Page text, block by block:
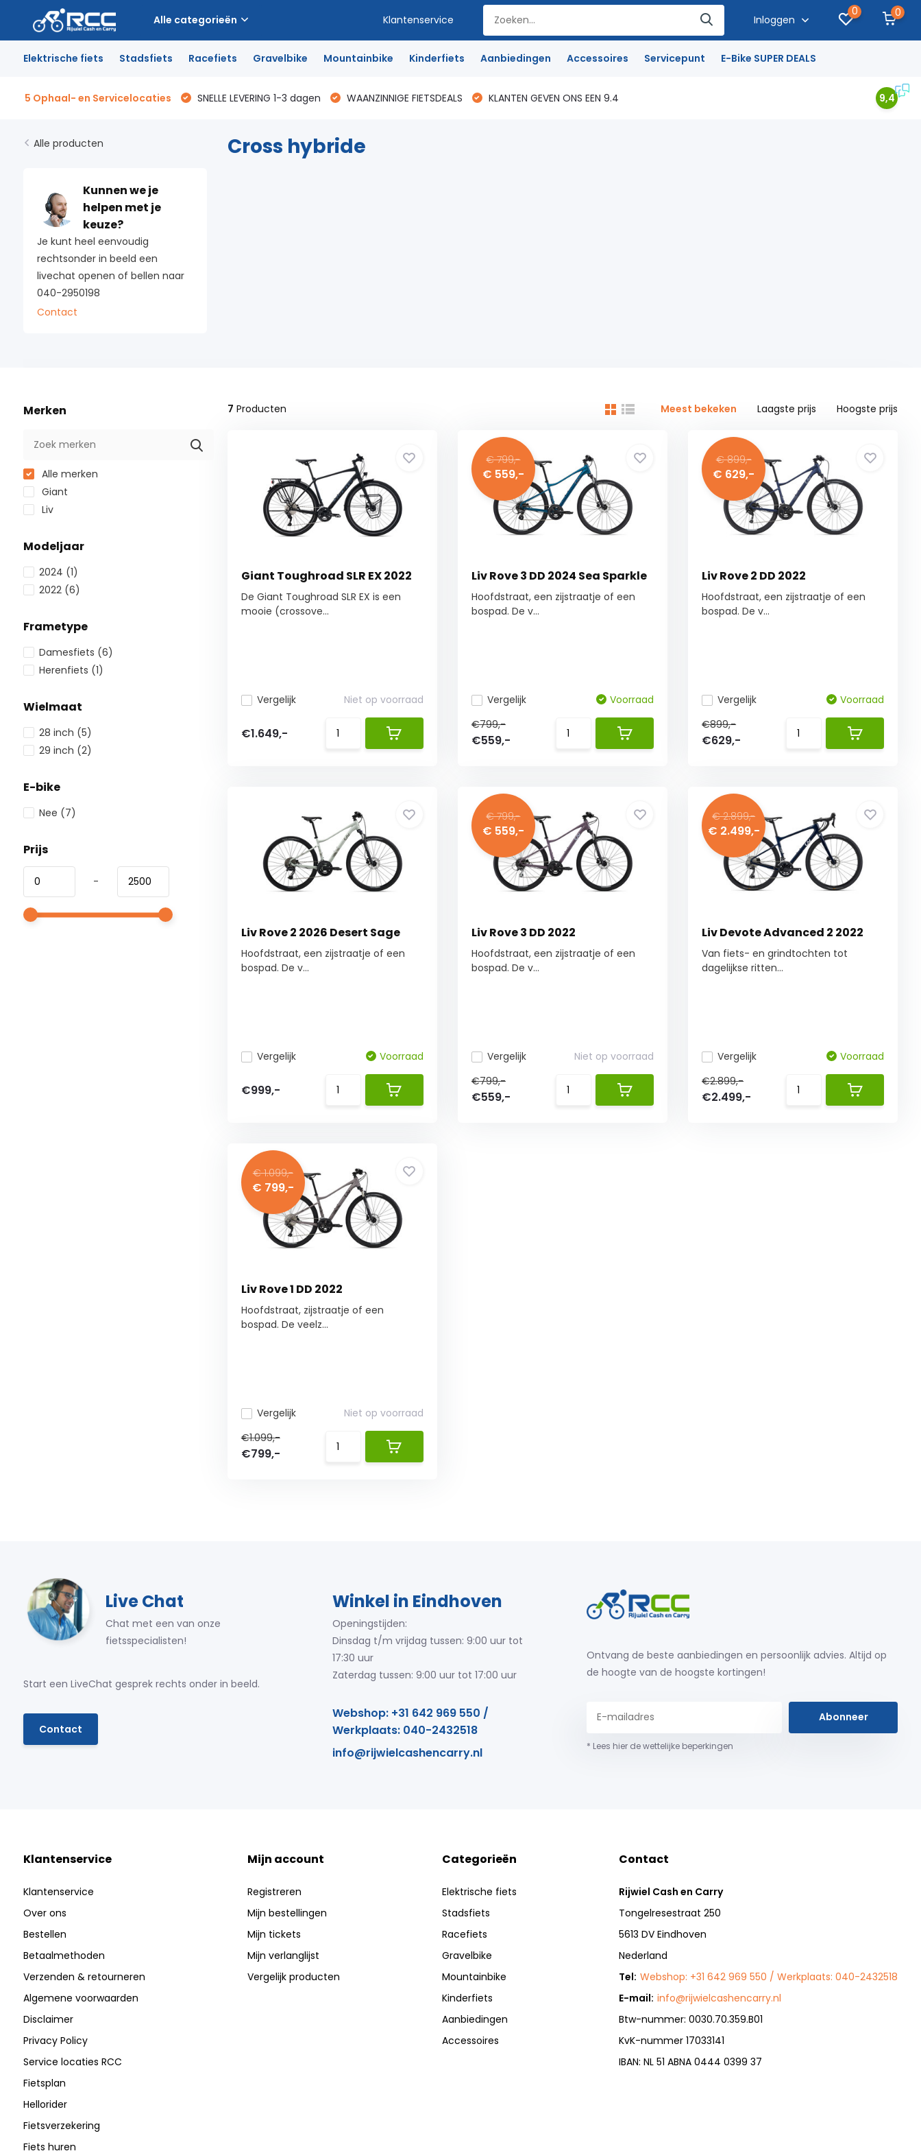
Alle categorieën Klantenservice Inloggen
0 0
Elektrische fiets Stadsfiets Racefiets Gravelbike Mountainbike Kinderfiets Aanbiedingen Accessoires Servicepunt E-Bike SUPER DEALS
5 Ophaal- en Servicelocaties SNELLE LEVERING 1-3 dagen WAANZINNIGE FIETSDEALS KLANTEN GEVEN ONS EEN 9.4 9,4
Alle producten
Kunnen we je
helpen met je
keuze?
Je kunt heel eenvoudig
rechtsonder in beeld een
livechat openen of bellen naar
040-2950198
Contact
Cross hybride
Merken
Alle merken
Giant
Liv
Modeljaar
2024 (1)
2022 (6)
Frametype
Damesfiets (6)
Herenfiets (1)
Wielmaat
28 inch (5)
29 inch (2)
E-bike
Nee (7)
Prijs
-
7 Producten Meest bekeken Laagste prijs Hoogste prijs
Giant Toughroad SLR EX 2022
De Giant Toughroad SLR EX is een
mooie (crossove...
Vergelijk Niet op voorraad
€1.649,-
€ 799,-
€ 559,-
Liv Rove 3 DD 2024 Sea Sparkle
Hoofdstraat, een zijstraatje of een
bospad. De v...
Vergelijk
Voorraad
€799,-
€559,-
€ 899,-
€ 629,-
Liv Rove 2 DD 2022
Hoofdstraat, een zijstraatje of een
bospad. De v...
Vergelijk
Voorraad
€899,-
€629,-
Liv Rove 2 2026 Desert Sage
Hoofdstraat, een zijstraatje of een
bospad. De v...
Vergelijk Voorraad
€999,-
€ 799,-
€ 559,-
Liv Rove 3 DD 2022
Hoofdstraat, een zijstraatje of een
bospad. De v...
Vergelijk
Niet op voorraad
€799,-
€559,-
€ 2.899,-
€ 2.499,-
Liv Devote Advanced 2 2022
Van fiets- en grindtochten tot
dagelijkse ritten...
Vergelijk
Voorraad
€2.899,-
€2.499,-
€ 1.099,-
€ 799,-
Liv Rove 1 DD 2022
Hoofdstraat, zijstraatje of een
bospad. De veelz...
Vergelijk
Niet op voorraad
€1.099,-
€799,-
Live Chat
Chat met een van onze
fietsspecialisten!
Start een LiveChat gesprek rechts onder in beeld.
Contact
Winkel in Eindhoven
Openingstijden:
Dinsdag t/m vrijdag tussen: 9:00 uur tot
17:30 uur
Zaterdag tussen: 9:00 uur tot 17:00 uur
Webshop: +31 642 969 550 /
Werkplaats: 040-2432518
info@rijwielcashencarry.nl
Ontvang de beste aanbiedingen en persoonlijk advies. Altijd op
de hoogte van de hoogste kortingen!
Abonneer
* Lees hier de wettelijke beperkingen
Klantenservice
Klantenservice
Over ons
Bestellen
Betaalmethoden
Verzenden & retourneren
Algemene voorwaarden
Disclaimer
Privacy Policy
Service locaties RCC
Fietsplan
Hellorider
Fietsverzekering
Fiets huren
Mijn account
Registreren
Mijn bestellingen
Mijn tickets
Mijn verlanglijst
Vergelijk producten
Categorieën
Elektrische fiets
Stadsfiets
Racefiets
Gravelbike
Mountainbike
Kinderfiets
Aanbiedingen
Accessoires
Contact
Rijwiel Cash en Carry
Tongelresestraat 250
5613 DV Eindhoven
Nederland
Tel: Webshop: +31 642 969 550 / Werkplaats: 040-2432518
E-mail: info@rijwielcashencarry.nl
Btw-nummer: 0030.70.359.B01
KvK-nummer 17033141
IBAN: NL 51 ABNA 0444 0399 37